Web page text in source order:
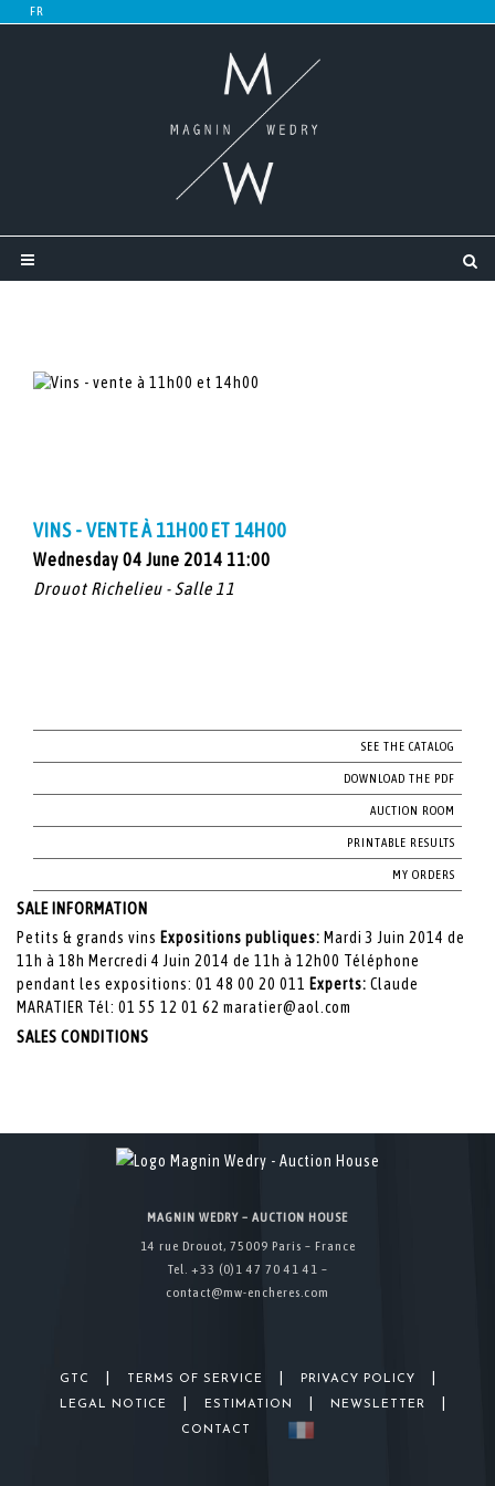
VINS - VENTE À 11H00 ET 14H00
Wednesday 04 June 2014 11:00
Drouot Richelieu - Salle 11
SEE THE CATALOG
DOWNLOAD THE PDF
AUCTION ROOM
PRINTABLE RESULTS
MY ORDERS
SALE INFORMATION
Petits & grands vins Expositions publiques: Mardi 3 Juin 2014 de
11h à 18h Mercredi 4 Juin 2014 de 11h à 12h00 Téléphone
pendant les expositions: 01 48 00 20 011 Experts: Claude
MARATIER Tél: 01 55 12 01 62 maratier@aol.com
SALES CONDITIONS
MAGNIN WEDRY – AUCTION HOUSE
14 rue Drouot, 75009 Paris – France
Tel. +33 (0)1 47 70 41 41 –
contact@mw-encheres.com
GTC TERMS OF SERVICE PRIVACY POLICY
LEGAL NOTICE ESTIMATION NEWSLETTER
CONTACT